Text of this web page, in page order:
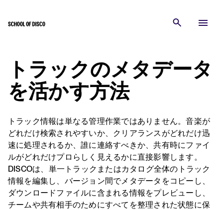
トラックのメタデータ
を活かす方法
トラック情報は単なる管理作業ではありません。音楽が
どれだけ検索されやすいか、クリアランスがどれだけ迅
速に処理されるか、誰に連絡すべきか、共有時にファイ
ルがどれだけプロらしく見えるかに直接影響します。
DISCOは、単一トラックまたはカタログ全体のトラック
情報を編集し、バージョン間でメタデータをコピーし、
ダウンロードファイルに含まれる情報をプレビューし、
チームや共有相手のためにすべてを整理された状態に保